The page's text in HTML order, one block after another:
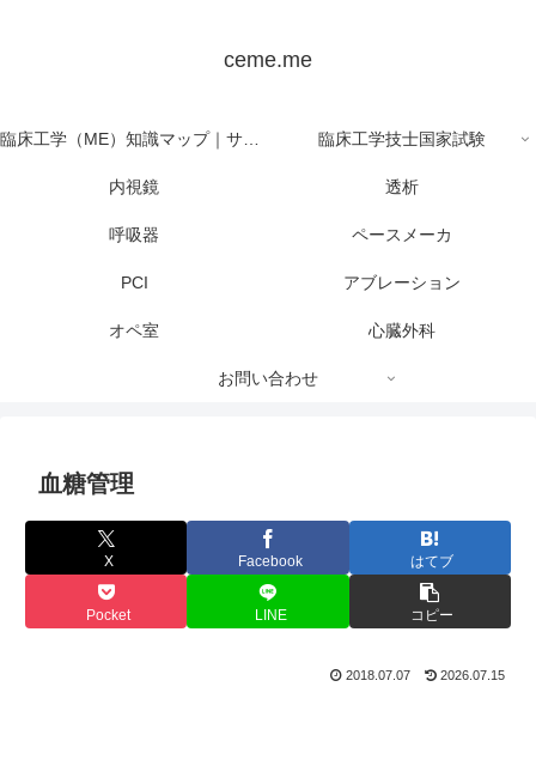
ceme.me
臨床工学（ME）知識マップ｜サイト全体の目次 臨床工学技士国家試験
内視鏡 透析
呼吸器 ペースメーカ
PCI アブレーション
オペ室 心臓外科
お問い合わせ
血糖管理
X Facebook はてブ
Pocket LINE コピー
2018.07.07 2026.07.15